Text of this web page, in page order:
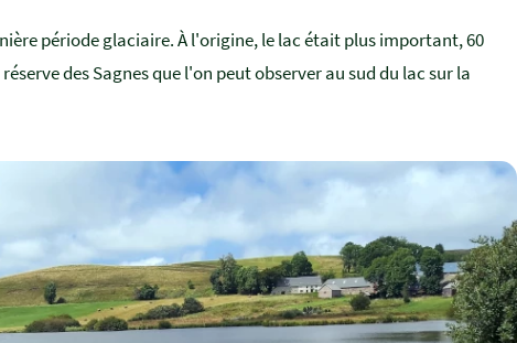
période glaciaire. À l'origine, le lac était plus important, 60
des Sagnes que l'on peut observer au sud du lac sur la